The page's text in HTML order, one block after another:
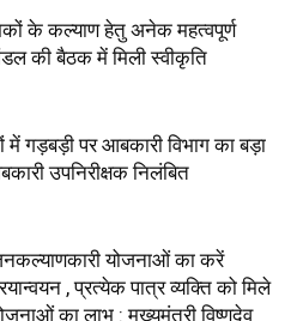
के कल्याण हेतु अनेक महत्वपूर्ण
की बैठक में मिली स्वीकृति
में गड़बड़ी पर आबकारी विभाग का बड़ा
उपनिरीक्षक निलंबित
योजनाओं का करें
, प्रत्येक पात्र व्यक्ति को मिले
का लाभ : मुख्यमंत्री विष्णुदेव